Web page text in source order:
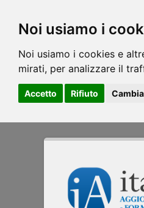
Noi usiamo i
Noi usiamo i cookies e
mirati, per analizzare il
Accetto Rifiuto